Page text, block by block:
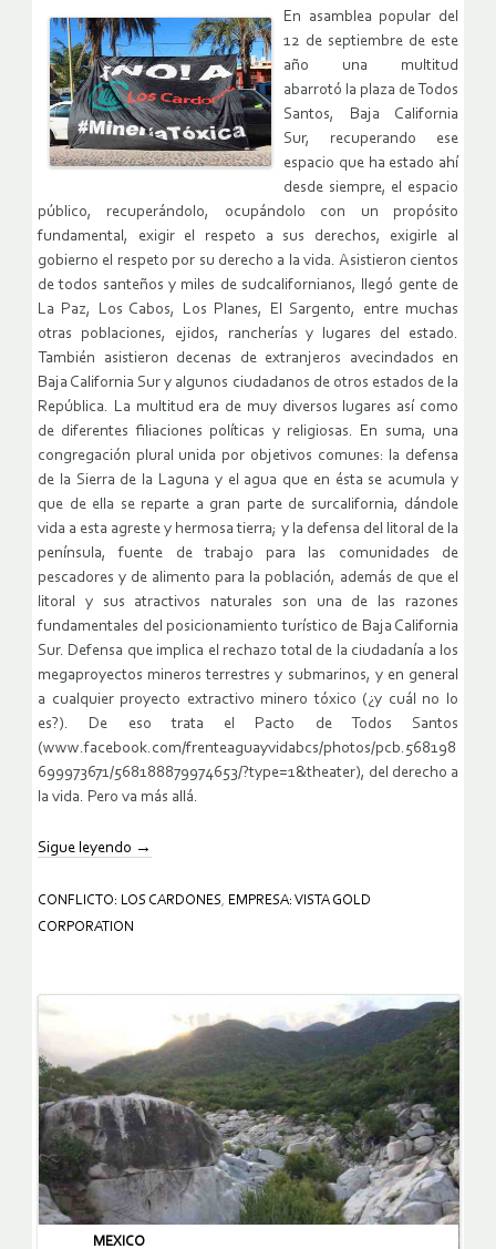
En asamblea popular del
12 de septiembre de este
año una multitud
abarrotó la plaza de Todos
Santos, Baja California
Sur, recuperando ese
espacio que ha estado ahí
desde siempre, el espacio
público, recuperándolo, ocupándolo con un propósito
fundamental, exigir el respeto a sus derechos, exigirle al
gobierno el respeto por su derecho a la vida. Asistieron cientos
de todos santeños y miles de sudcalifornianos, llegó gente de
La Paz, Los Cabos, Los Planes, El Sargento, entre muchas
otras poblaciones, ejidos, rancherías y lugares del estado.
También asistieron decenas de extranjeros avecindados en
Baja California Sur y algunos ciudadanos de otros estados de la
República. La multitud era de muy diversos lugares así como
de diferentes filiaciones políticas y religiosas. En suma, una
congregación plural unida por objetivos comunes: la defensa
de la Sierra de la Laguna y el agua que en ésta se acumula y
que de ella se reparte a gran parte de surcalifornia, dándole
vida a esta agreste y hermosa tierra; y la defensa del litoral de la
península, fuente de trabajo para las comunidades de
pescadores y de alimento para la población, además de que el
litoral y sus atractivos naturales son una de las razones
fundamentales del posicionamiento turístico de Baja California
Sur. Defensa que implica el rechazo total de la ciudadanía a los
megaproyectos mineros terrestres y submarinos, y en general
a cualquier proyecto extractivo minero tóxico (¿y cuál no lo
es?). De eso trata el Pacto de Todos Santos
(www.facebook.com/frenteaguayvidabcs/photos/pcb.568198
699973671/568188879974653/?type=1&theater), del derecho a
la vida. Pero va más allá.
Sigue leyendo →
CONFLICTO: LOS CARDONES, EMPRESA: VISTA GOLD
CORPORATION
MEXICO